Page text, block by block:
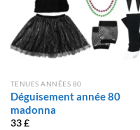
TENUES ANNÉES 80
Déguisement année 80
madonna
33£